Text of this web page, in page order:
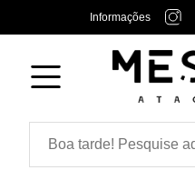
Informações